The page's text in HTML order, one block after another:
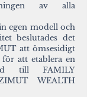
av alla
egen modell och
beslutades det
att ömsesidigt
för att etablera en
till FAMILY
WEALTH